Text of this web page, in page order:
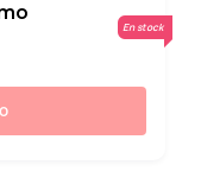
En stock